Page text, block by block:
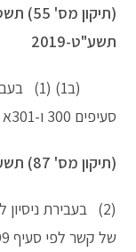
תשע"ט-2019
(ב1)
סעיפים 300 ו-301א לחוק העונשין – אין התיישנות;
(תיקון מס' 87) תשע"ט-2019